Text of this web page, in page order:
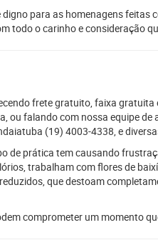
para as homenagens feitas
todo o carinho e consideração
frete gratuito, faixa
ou falando com nossa equipe
(19) 4003-4338, e
de prática tem causando
trabalham com flores de
que destoam
comprometer um momento